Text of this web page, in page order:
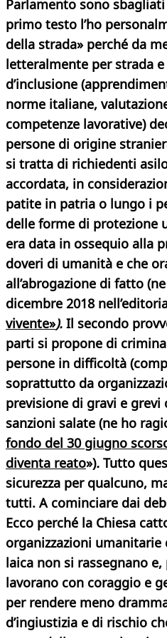
Parlamento sono
primo testo l’ho
della strada» perché da
letteralmente per strada
d’inclusione
norme italiane,
competenze lavorative)
persone di origine
si tratta di richiedenti
accordata, in
patite in patria o lungo i
delle forme di protezione
era data in ossequio alla
doveri di umanità e che
all’abrogazione di fatto
dicembre 2018
vivente»). Il secondo
parti si propone di
persone in difficoltà
soprattutto da
previsione di gravi e grevi
sanzioni salate (ne ho
fondo del 30 giugno
diventa reato»). Tutto
sicurezza per qualcuno,
tutti. A cominciare dai
Ecco perché la Chiesa
organizzazioni
laica non si rassegnano
lavorano con coraggio e
per rendere meno
d’ingiustizia e di rischio